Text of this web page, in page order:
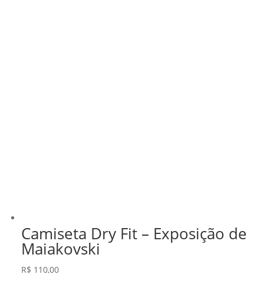
Camiseta Dry Fit – Exposição de
Maiakovski
R$ 110,00